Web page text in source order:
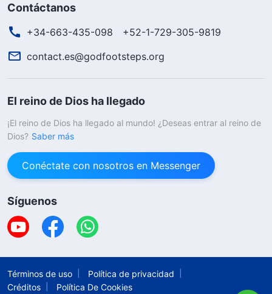
Contáctanos
+34-663-435-098
+52-1-729-305-9819
contact.es@godfootsteps.org
El reino de Dios ha llegado
¡El reino de Dios ha llegado al mundo! ¿Deseas entrar al reino de
Dios? Saber más
Conéctate con nosotros en Messenger
Síguenos
Términos de uso
Política de privacidad
Créditos
Política De Cookies